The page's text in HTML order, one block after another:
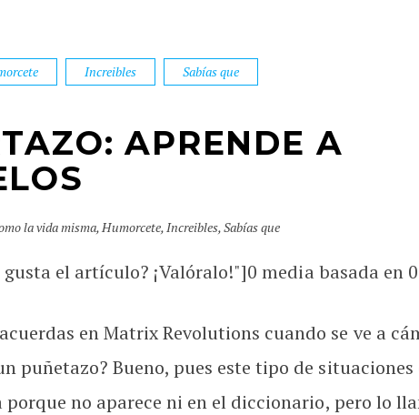
Increibles Sabías que
APRENDE A
la vida misma, Humorcete, Increibles, Sabías que
el artículo? ¡Valóralo!"]0media basada en 0
en Matrix Revolutions cuando se ve a
puñetazo? Bueno, pues este tipo de
no aparece ni en el diccionario, pero lo